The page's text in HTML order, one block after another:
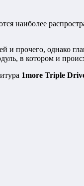
наиболее
и прочего, однако
в котором и
1more Triple